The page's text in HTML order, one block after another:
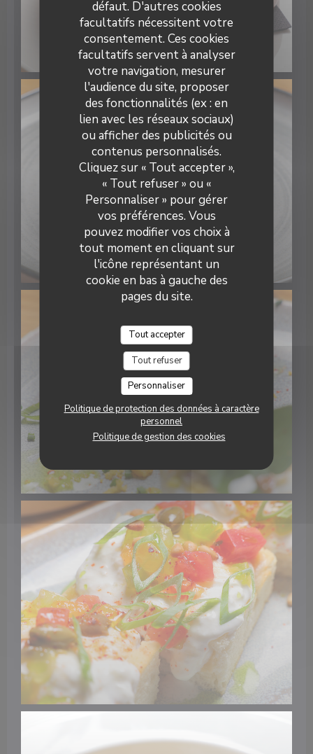
défaut. D'autres cookies
facultatifs nécessitent votre
consentement. Ces cookies
facultatifs servent à analyser
votre navigation, mesurer
l'audience du site, proposer
des fonctionnalités (ex : en
lien avec les réseaux sociaux)
ou afficher des publicités ou
contenus personnalisés.
Cliquez sur « Tout accepter »,
« Tout refuser » ou «
Personnaliser » pour gérer
vos préférences. Vous
pouvez modifier vos choix à
tout moment en cliquant sur
l'icône représentant un
cookie en bas à gauche des
pages du site.
Tout accepter
Tout refuser
Personnaliser
Politique de protection des données à caractère
personnel
Politique de gestion des cookies
La Cave Chez Max